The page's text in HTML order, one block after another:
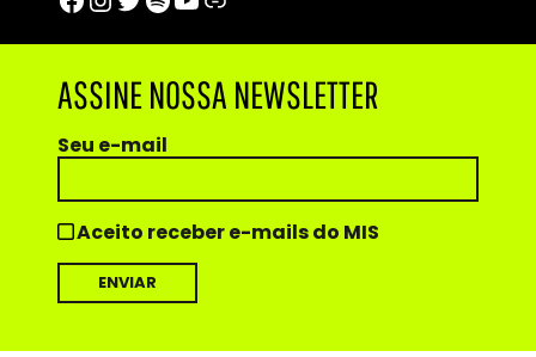
ASSINE NOSSA NEWSLETTER
Seu e-mail
Aceito receber e-mails do MIS